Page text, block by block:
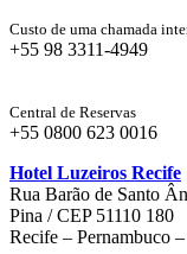
Custo de uma chamada
+55 98 3311-4949
Central de Reservas
+55 0800 623 0016
Hotel Luzeiros Recife
Rua Barão de Santo
Pina / CEP 51110 180
Recife – Pernambuco